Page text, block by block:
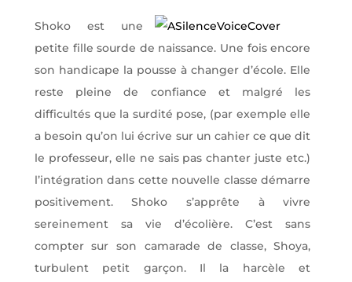
Shoko est une
petite fille sourde de naissance. Une fois encore
son handicape la pousse à changer d’école. Elle
reste pleine de confiance et malgré les
difficultés que la surdité pose, (par exemple elle
a besoin qu’on lui écrive sur un cahier ce que dit
le professeur, elle ne sais pas chanter juste etc.)
l’intégration dans cette nouvelle classe démarre
positivement. Shoko s’apprête à vivre
sereinement sa vie d’écolière. C’est sans
compter sur son camarade de classe, Shoya,
turbulent petit garçon. Il la harcèle et